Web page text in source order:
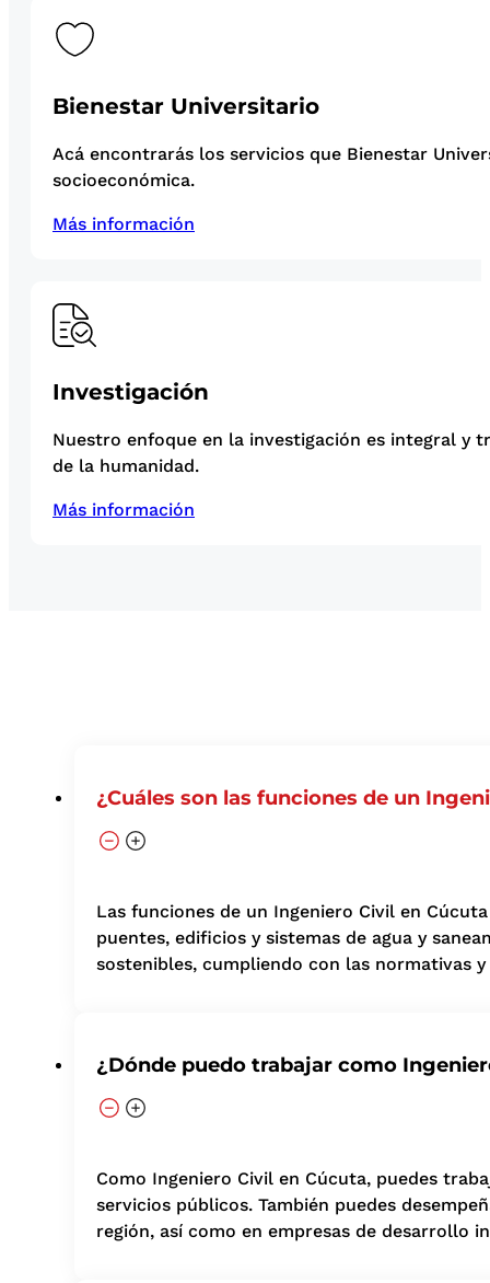
Bienestar Universitario
Acá encontrarás los servicios que Bienestar
socioeconómica.
Más información
Investigación
Nuestro enfoque en la investigación es integral y
de la humanidad.
Más información
¿Cuáles son las funciones de un
Las funciones de un Ingeniero Civil en
puentes, edificios y sistemas de agua y
sostenibles, cumpliendo con las normativas
¿Dónde puedo trabajar como
Como Ingeniero Civil en Cúcuta, puedes
servicios públicos. También puedes
región, así como en empresas de desarrollo